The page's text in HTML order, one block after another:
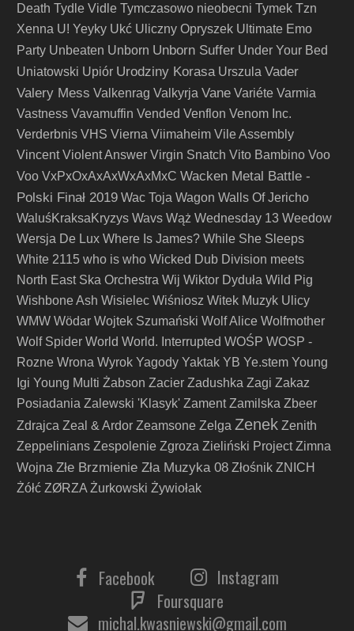
Death Tydle Vidle Tymczasowo nieobecni Tymek Tzn
Xenna U! Yeyky Ukć Uliczny Opryszek Ultimate Emo
Party Unbeaten Unborn Unborn Suffer Under Your Bed
Uniatowski Upiór Urodziny Korasa Urszula Vader
Valery Mess Valkenrag Valkyrja Vane Variéte Varmia
Vastness Vavamuffin Vended Venflon Venom Inc.
Verderbnis VHS Vierna Viimaheim Vile Assembly
Vincent Violent Answer Virgin Snatch Vito Bambino Voo
Voo VxPxOxAxAxWxAxMxC Wacken Metal Battle -
Polski Finał 2019 Wac Toja Wagon Walls Of Jericho
WaluśKraksaKryzys Wavs Wąż Wednesday 13 Weedow
Wersja De Lux Where Is James? While She Sleeps
White 2115 who is who Wicked Dub Division meets
North East Ska Orchestra Wij Wiktor Dyduła Wild Pig
Wishbone Ash Wisielec Wiśniosz Witek Muzyk Ulicy
WMW Wödar Wojtek Szumański Wolf Alice Wolfmother
Wolf Spider World World. Interrupted WOŚP WOSP -
Rozne Wrona Wyrok Yagody Yaktak YB Ye.stem Young
Igi Young Multi Żabson Zacier Zadushka Zagi Zakaz
Posiadania Zalewski 'Klasyk' Zament Zamilska Zbeer
Zdrajca Zeal & Ardor Zeamsone Zelga Zenek Zenith
Zeppelinians Zespolenie Zgroza Zieliński Project Zimna
Wojna Złe Brzmienie Zła Muzyka 08 Złośnik ZNICH
Żółć ZØRZA Żurkowski Żywiołak
Facebook
Instagram
Foursquare
michal.kwasniewski@gmail.com